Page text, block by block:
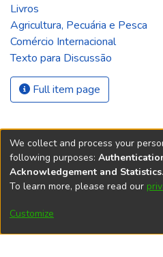
Livros
Agricultura, Pecuária e Pesca
Comércio Internacional
Texto para Discussão
Full item page
We collect and process your
following purposes:
Acknowledgement and Statistics.
To learn more, please read our
Customize